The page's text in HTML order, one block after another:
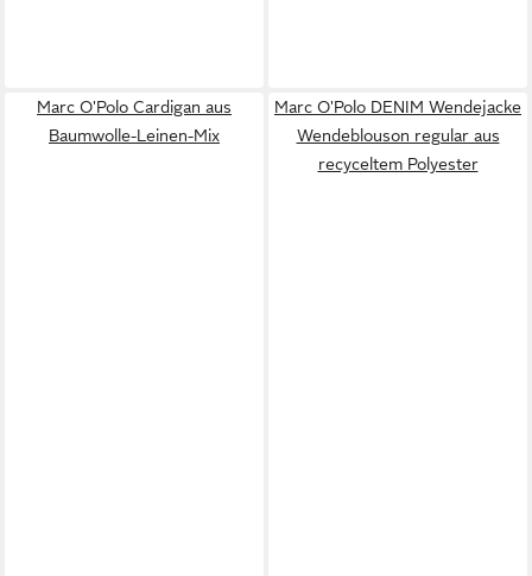
Marc O'Polo Cardigan aus
Baumwolle-Leinen-Mix
Marc O'Polo DENIM Wendejacke
Wendeblouson regular aus
recyceltem Polyester